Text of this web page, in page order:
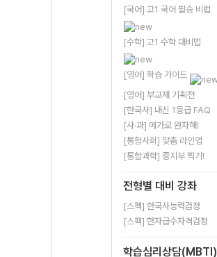
[국어] 고1 국어 필승 비법
[수학] 고1 수학 대비법
[영어] 학습 가이드
[영어] 부교재 기획전
[한국사] 내신 1등급 FAQ
[사·과] 메가로 완자해!
[통합사회] 맞춤 라인업
[통합과학] 종지부 찍기!
전형별 대비 강좌
[스펙] 한국사능력검정
[스펙] 한자급수자격검정
학습심리상담(MBTI)